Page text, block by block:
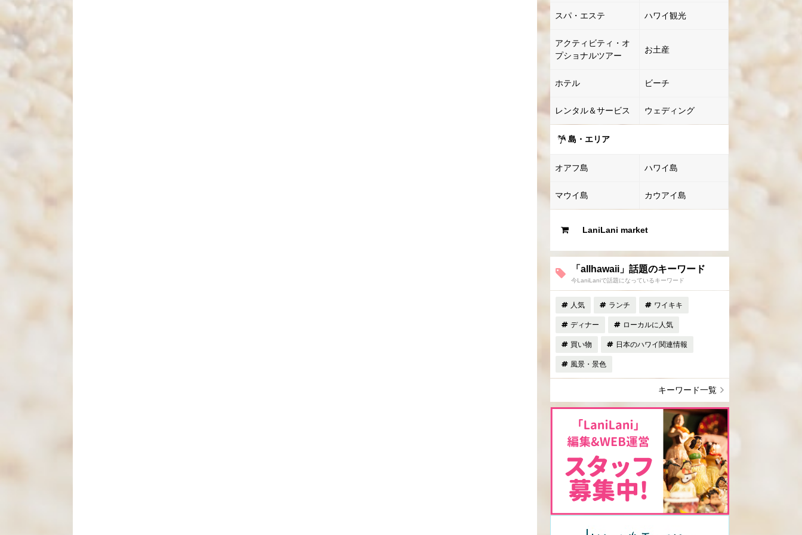
スパ・エステ ハワイ観光
アクティビティ・オ
プショナルツアー
お土産
ホテル ビーチ
レンタル＆サービス ウェディング
島・エリア
オアフ島 ハワイ島
マウイ島 カウアイ島
LaniLani market
「allhawaii」話題のキーワード
今LaniLaniで話題になっているキーワード
人気 ランチ ワイキキ
ディナー ローカルに人気
買い物 日本のハワイ関連情報
風景・景色
キーワード一覧